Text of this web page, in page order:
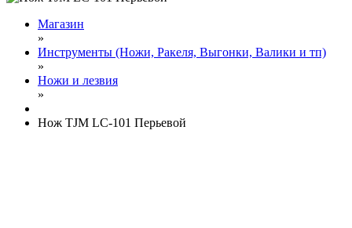
Магазин
»
Инструменты (Ножи, Ракеля, Выгонки, Валики и тп)
»
Ножи и лезвия
»
Нож TJM LC-101 Перьевой